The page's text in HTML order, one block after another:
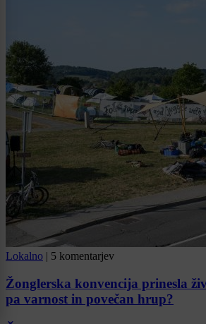
Lokalno | 5 komentarjev
Žonglerska konvencija prinesla
pa varnost in povečan hrup?